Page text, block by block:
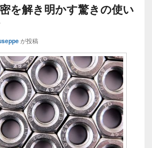
を解き明かす驚きの使い
が投稿